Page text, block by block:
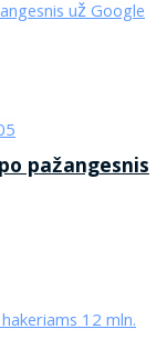
pažangesnis